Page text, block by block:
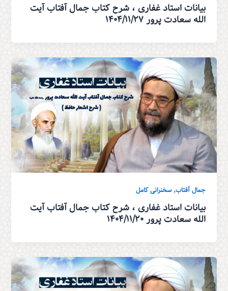
بیانات استاد غفاری ، شرح کتاب جمال آفتاب آیت
الله سعادت پرور ۱۴۰۴/۱۱/۲۷
جمال آفتاب,سخنرانی کامل
بیانات استاد غفاری ، شرح کتاب جمال آفتاب آیت
الله سعادت پرور ۱۴۰۴/۱۱/۲۰